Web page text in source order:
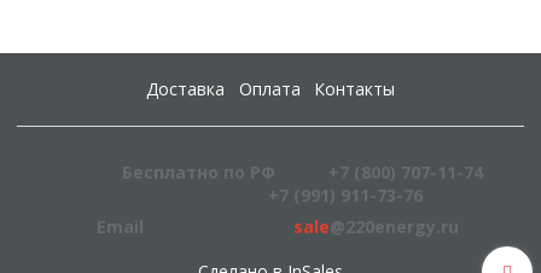
Доставка Оплата Контакты
Бесплатно по РФ
+7 (800) 707-11-74
+7 (991) 911-73-76
Email
sale@220energy.ru